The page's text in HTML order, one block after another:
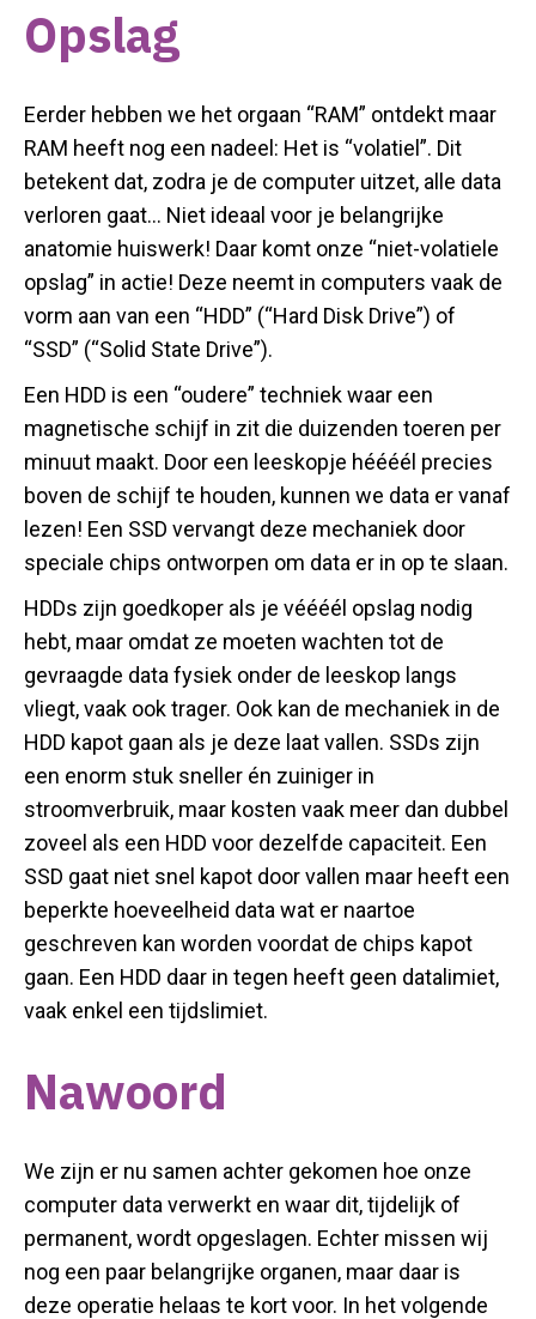
Opslag
Eerder hebben we het orgaan “RAM” ontdekt maar
RAM heeft nog een nadeel: Het is “volatiel”. Dit
betekent dat, zodra je de computer uitzet, alle data
verloren gaat…​ Niet ideaal voor je belangrijke
anatomie huiswerk! Daar komt onze “niet-volatiele
opslag” in actie! Deze neemt in computers vaak de
vorm aan van een “HDD” (“Hard Disk Drive”) of
“SSD” (“Solid State Drive”).
Een HDD is een “oudere” techniek waar een
magnetische schijf in zit die duizenden toeren per
minuut maakt. Door een leeskopje héééél precies
boven de schijf te houden, kunnen we data er vanaf
lezen! Een SSD vervangt deze mechaniek door
speciale chips ontworpen om data er in op te slaan.
HDDs zijn goedkoper als je véééél opslag nodig
hebt, maar omdat ze moeten wachten tot de
gevraagde data fysiek onder de leeskop langs
vliegt, vaak ook trager. Ook kan de mechaniek in de
HDD kapot gaan als je deze laat vallen. SSDs zijn
een enorm stuk sneller én zuiniger in
stroomverbruik, maar kosten vaak meer dan dubbel
zoveel als een HDD voor dezelfde capaciteit. Een
SSD gaat niet snel kapot door vallen maar heeft een
beperkte hoeveelheid data wat er naartoe
geschreven kan worden voordat de chips kapot
gaan. Een HDD daar in tegen heeft geen datalimiet,
vaak enkel een tijdslimiet.
Nawoord
We zijn er nu samen achter gekomen hoe onze
computer data verwerkt en waar dit, tijdelijk of
permanent, wordt opgeslagen. Echter missen wij
nog een paar belangrijke organen, maar daar is
deze operatie helaas te kort voor. In het volgende